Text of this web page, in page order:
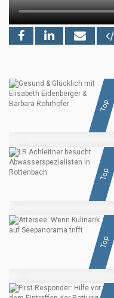
Top
Top
Top